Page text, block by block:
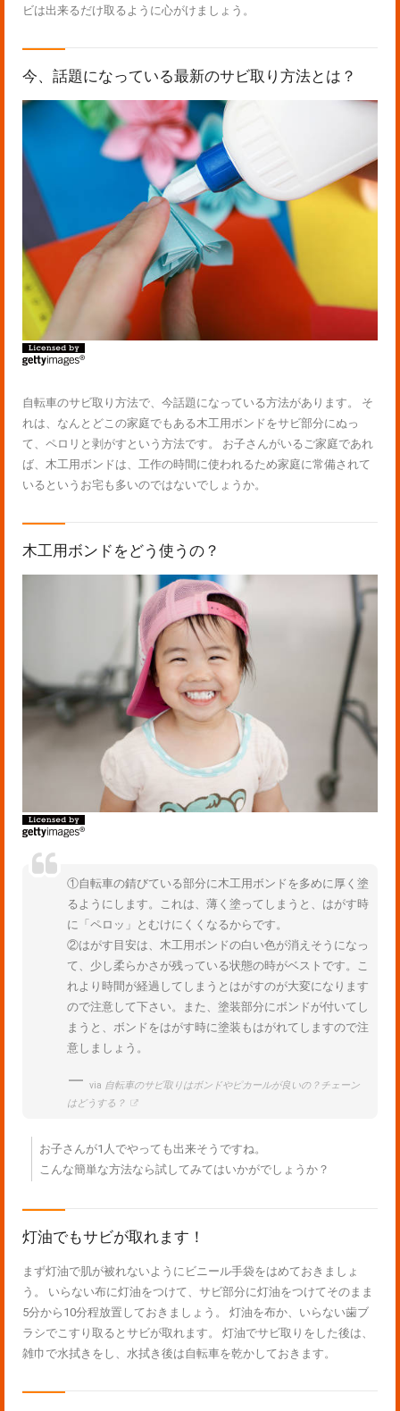
ビは出来るだけ取るように心がけましょう。
今、話題になっている最新のサビ取り方法とは？
自転車のサビ取り方法で、今話題になっている方法があります。 そ
れは、なんとどこの家庭でもある木工用ボンドをサビ部分にぬっ
て、ペロリと剥がすという方法です。 お子さんがいるご家庭であれ
ば、木工用ボンドは、工作の時間に使われるため家庭に常備されて
いるというお宅も多いのではないでしょうか。
木工用ボンドをどう使うの？
①自転車の錆びている部分に木工用ボンドを多めに厚く塗
るようにします。これは、薄く塗ってしまうと、はがす時
に「ペロッ」とむけにくくなるからです。
②はがす目安は、木工用ボンドの白い色が消えそうになっ
て、少し柔らかさが残っている状態の時がベストです。こ
れより時間が経過してしまうとはがすのが大変になります
ので注意して下さい。また、塗装部分にボンドが付いてし
まうと、ボンドをはがす時に塗装もはがれてしますので注
意しましょう。
via 自転車のサビ取りはボンドやピカールが良いの？チェーン
はどうする？
お子さんが1人でやっても出来そうですね。
こんな簡単な方法なら試してみてはいかがでしょうか？
灯油でもサビが取れます！
まず灯油で肌が被れないようにビニール手袋をはめておきましょ
う。 いらない布に灯油をつけて、サビ部分に灯油をつけてそのまま
5分から10分程放置しておきましょう。 灯油を布か、いらない歯ブ
ラシでこすり取るとサビが取れます。 灯油でサビ取りをした後は、
雑巾で水拭きをし、水拭き後は自転車を乾かしておきます。